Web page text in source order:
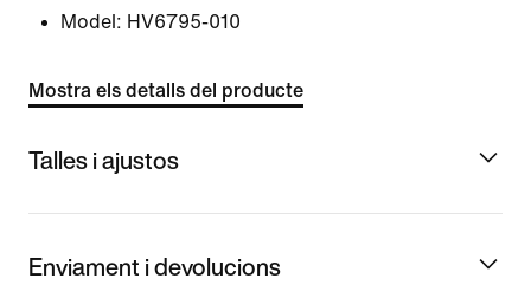
Model: HV6795-010
Mostra els detalls del producte
Talles i ajustos
Enviament i devolucions